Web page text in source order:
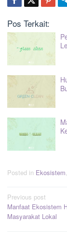
Pos Terkait:
Posted in Ekosistem
Post
Previous post
Manfaat Ekosistem
Masyarakat Lokal